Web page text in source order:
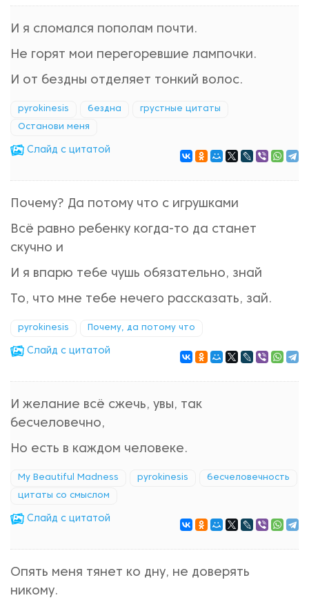
И я сломался пополам почти.
Не горят мои перегоревшие лампочки.
И от бездны отделяет тонкий волос.
pyrokinesis бездна грустные цитаты
Останови меня
Cлайд с цитатой
Почему? Да потому что с игрушками
Всё равно ребенку когда-то да станет
скучно и
И я впарю тебе чушь обязательно, знай
То, что мне тебе нечего рассказать, зай.
pyrokinesis Почему, да потому что
Cлайд с цитатой
И желание всё сжечь, увы, так
бесчеловечно,
Но есть в каждом человеке.
My Beautiful Madness pyrokinesis бесчеловечность
цитаты со смыслом
Cлайд с цитатой
Опять меня тянет ко дну, не доверять
никому.